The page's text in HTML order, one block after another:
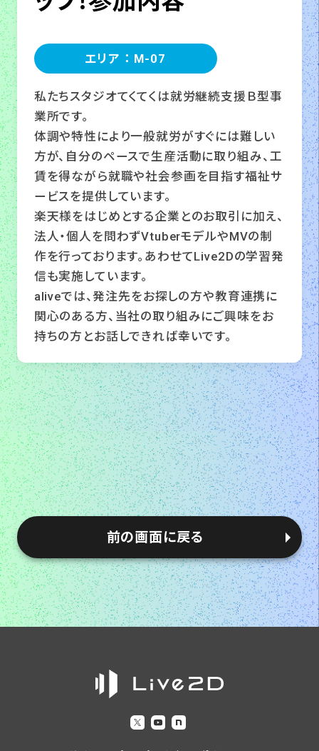
エリア ： M-07
私たちスタジオてくてくは就労継続支援Ｂ型事
業所です。
体調や特性により一般就労がすぐには難しい
方が、自分のペースで生産活動に取り組み、工
賃を得ながら就職や社会参画を目指す福祉サ
ービスを提供しています。
楽天様をはじめとする企業とのお取引に加え、
法人・個人を問わずVtuberモデルやMVの制
作を行っております。あわせてLive2Dの学習発
信も実施しています。
aliveでは、発注先をお探しの方や教育連携に
関心のある方、当社の取り組みにご興味をお
持ちの方とお話しできれば幸いです。
前の画面に戻る